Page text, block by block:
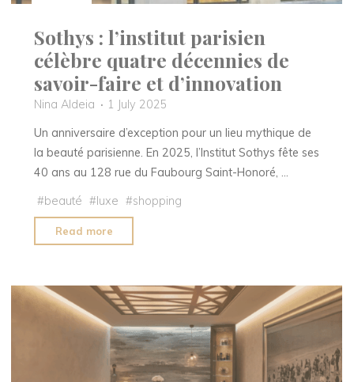
LPG"
Sothys : l’institut parisien
célèbre quatre décennies de
savoir-faire et d’innovation
Nina Aldeia
1 July 2025
Un anniversaire d’exception pour un lieu mythique de
la beauté parisienne. En 2025, l’Institut Sothys fête ses
40 ans au 128 rue du Faubourg Saint-Honoré, …
#beauté # luxe #shopping
Read more
:
parisien
célèbre
quatre
décennies
de